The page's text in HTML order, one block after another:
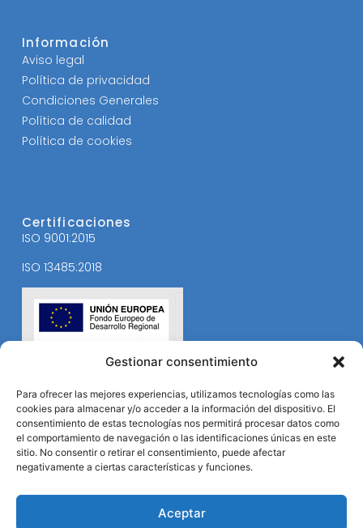
Gestionar consentimiento
Para ofrecer las mejores experiencias, utilizamos tecnologías como las
cookies para almacenar y/o acceder a la información del dispositivo. El
consentimiento de estas tecnologías nos permitirá procesar datos como
el comportamiento de navegación o las identificaciones únicas en este
sitio. No consentir o retirar el consentimiento, puede afectar
negativamente a ciertas características y funciones.
Aceptar
Información
Aviso legal
Política de privacidad
Condiciones Generales
Política de calidad
Política de cookies
Certificaciones
ISO 9001:2015
ISO 13485:2018